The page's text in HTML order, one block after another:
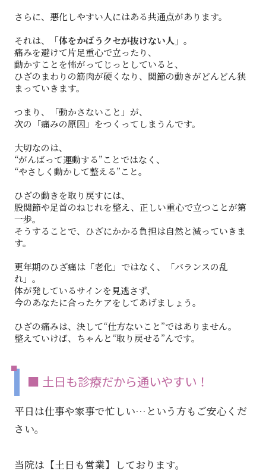
さらに、悪化しやすい人にはある共通点があります。
それは、
「体をかばうクセが抜けない人」 。
痛みを避けて片足重心で立ったり、
動かすことを怖がってじっとしていると、
ひざのまわりの筋肉が硬くなり、関節の動きがどんどん狭
まっていきます。
つまり、「動かさないこと」が、
次の「痛みの原因」をつくってしまうんです。
大切なのは、
“がんばって運動する”ことではなく、
“やさしく動かして整える”こと。
ひざの動きを取り戻すには、
股関節や足首のねじれを整え、正しい重心で立つことが第
一歩。
そうすることで、ひざにかかる負担は自然と減っていきま
す。
更年期のひざ痛は「老化」ではなく、「バランスの乱
れ」。
体が発しているサインを見逃さず、
今のあなたに合ったケアをしてあげましょう。
ひざの痛みは、決して“仕方ないこと”ではありません。
整えていけば、ちゃんと“取り戻せる”んです。
■ 土日も診療だから通いやすい！
平日は仕事や家事で忙しい…という方もご安心くだ
さい。
当院は【土日も営業】しております。